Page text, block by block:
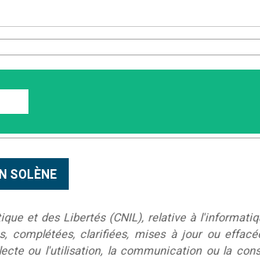
et des Libertés (CNIL), relative à
clarifiées, mises à jour ou
ou l'utilisation, la communication ou la